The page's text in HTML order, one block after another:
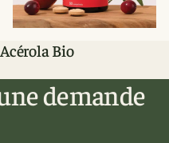
Acérola Bio
demande